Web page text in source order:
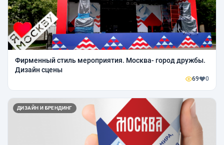
Фирменный стиль мероприятия. Москва- город дружбы.
Дизайн сцены
69 0
ДИЗАЙН И БРЕНДИНГ